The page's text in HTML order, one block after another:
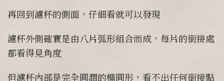
再回到濾杯的側面，仔細看就可以發現
濾杯外側確實是由八片弧形組合而成，每片的銜接處
都看得見角度
但濾杯內部是完全圓潤的橢圓形，看不出任何銜接點